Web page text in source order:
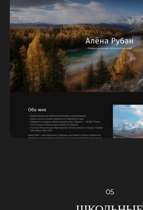
05